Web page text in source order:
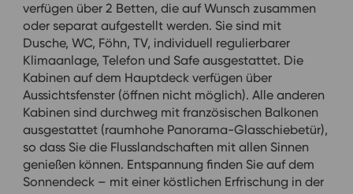
verfügen über 2 Betten, die auf Wunsch zusammen
oder separat aufgestellt werden. Sie sind mit
Dusche, WC, Föhn, TV, individuell regulierbarer
Klimaanlage, Telefon und Safe ausgestattet. Die
Kabinen auf dem Hauptdeck verfügen über
Aussichtsfenster (öffnen nicht möglich). Alle anderen
Kabinen sind durchweg mit französischen Balkonen
ausgestattet (raumhohe Panorama-Glasschiebetür),
so dass Sie die Flusslandschaften mit allen Sinnen
genießen können. Entspannung finden Sie auf dem
Sonnendeck – mit einer köstlichen Erfrischung in der